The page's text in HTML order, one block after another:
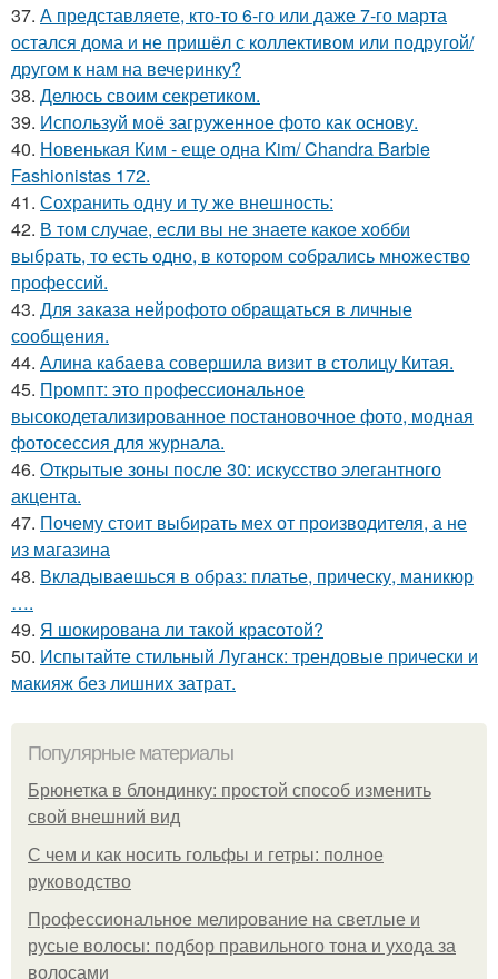
37. А представляете, кто-то 6-го или даже 7-го марта
остался дома и не пришёл с коллективом или подругой/
другом к нам на вечеринку?
38. Делюсь своим секретиком.
39. Используй моё загруженное фото как основу.
40. Новенькая Ким - еще одна Kim/ Chandra Barbie
Fashionistas 172.
41. Сохранить одну и ту же внешность:
42. В том случае, если вы не знаете какое хобби
выбрать, то есть одно, в котором собрались множество
профессий.
43. Для заказа нейрофото обращаться в личные
сообщения.
44. Алина кабаева совершила визит в столицу Китая.
45. Промпт: это профессиональное
высокодетализированное постановочное фото, модная
фотосессия для журнала.
46. Открытые зоны после 30: искусство элегантного
акцента.
47. Почему стоит выбирать мех от производителя, а не
из магазина
48. Вкладываешься в образ: платье, прическу, маникюр
….
49. Я шокирована ли такой красотой?
50. Испытайте стильный Луганск: трендовые прически и
макияж без лишних затрат.
Популярные материалы
Брюнетка в блондинку: простой способ изменить
свой внешний вид
С чем и как носить гольфы и гетры: полное
руководство
Профессиональное мелирование на светлые и
русые волосы: подбор правильного тона и ухода за
волосами